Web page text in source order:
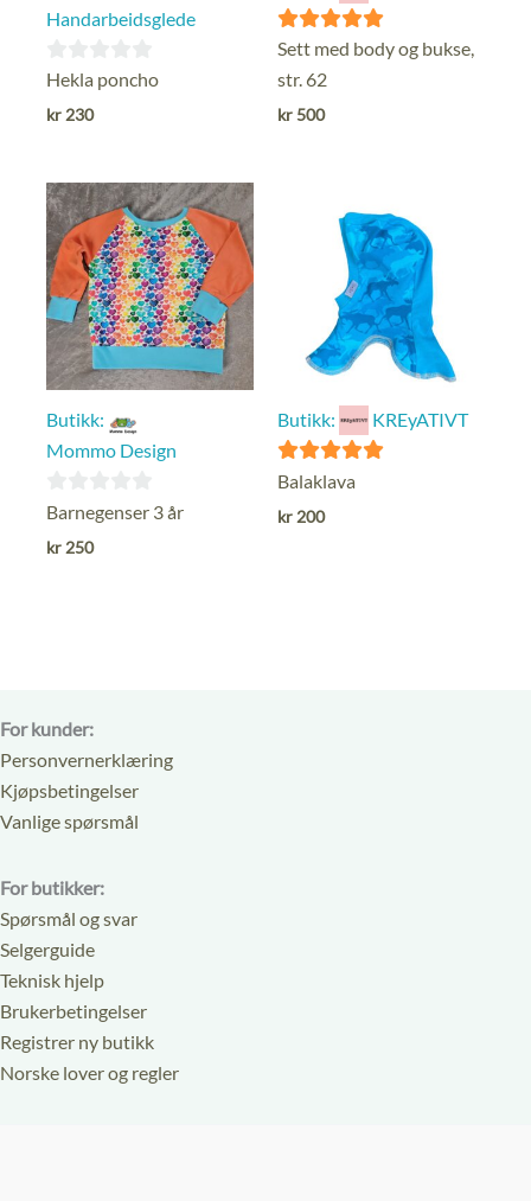
Handarbeidsglede
0
ut
Hekla poncho
kr230
5
ut av 5
Sett med body og bukse,
str. 62
kr500
Butikk:
Mommo Design
0
ut
Barnegenser 3 år
kr 250
Butikk: KREyATIVT
5
ut av 5
Balaklava
kr 200
For kunder:
Personvernerklæring
Kjøpsbetingelser
Vanlige spørsmål
For butikker:
Spørsmål og svar
Selgerguide
Teknisk hjelp
Brukerbetingelser
Registrer ny butikk
Norske lover og regler